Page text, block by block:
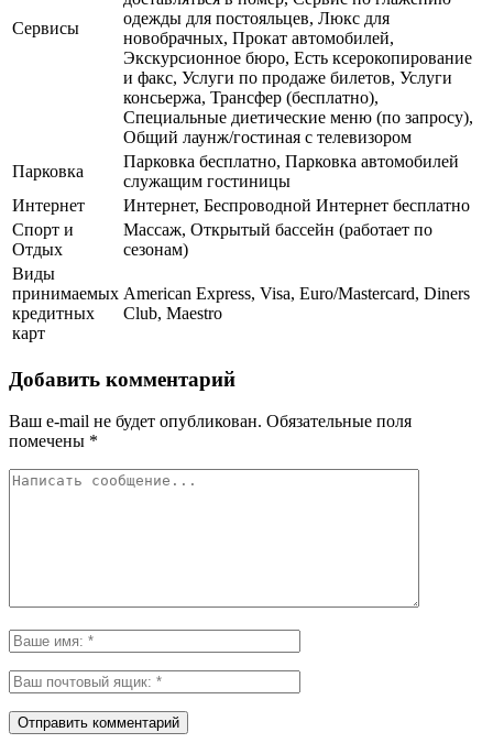
Сервисы
одежды для постояльцев, Люкс для
новобрачных, Прокат автомобилей,
Экскурсионное бюро, Есть ксерокопирование
и факс, Услуги по продаже билетов, Услуги
консьержа, Трансфер (бесплатно),
Специальные диетические меню (по запросу),
Общий лаунж/гостиная с телевизором
Парковка
Парковка бесплатно, Парковка автомобилей
служащим гостиницы
Интернет
Интернет, Беспроводной Интернет бесплатно
Спорт и
Отдых
Массаж, Открытый бассейн (работает по
сезонам)
Виды
принимаемых
кредитных
карт
American Express, Visa, Euro/Mastercard, Diners
Club, Maestro
Добавить комментарий
Ваш e-mail не будет опубликован. Обязательные поля
помечены *